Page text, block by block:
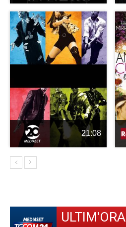
21:08
ULTIM'ORA